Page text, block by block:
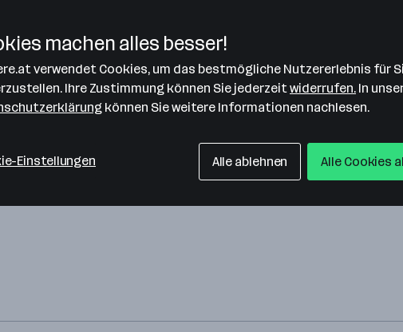
investieren in zukunftsweisende Technologien
machen alles besser!
verwendet Cookies, um das bestmögliche Nutzererlebnis für
Ihre Zustimmung können Sie jederzeitwiderrufen. In
können Sie weitere Informationen nachlesen.
Einstellungen Alle ablehnen Alle Cookies